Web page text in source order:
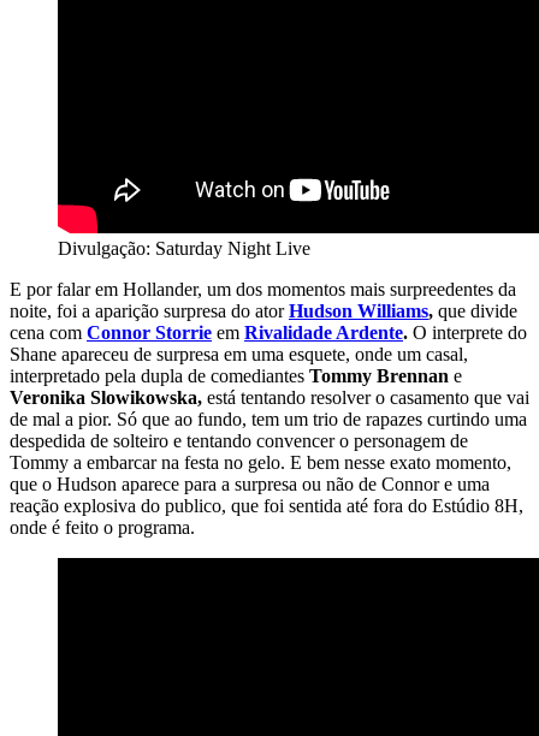
Divulgação: Saturday Night Live
E por falar em Hollander, um dos momentos mais surpreedentes da
noite, foi a aparição surpresa do atorHudson Williams, que divide
cena com Connor Storrie em Rivalidade Ardente. O interprete do
Shane apareceu de surpresa em uma esquete, onde um casal,
interpretado pela dupla de comediantes Tommy Brennan e
Veronika Slowikowska, está tentando resolver o casamento que vai
de mal a pior. Só que ao fundo, tem um trio de rapazes curtindo uma
despedida de solteiro e tentando convencer o personagem de
Tommy a embarcar na festa no gelo. E bem nesse exato momento,
que o Hudson aparece para a surpresa ou não de Connor e uma
reação explosiva do publico, que foi sentida até fora do Estúdio 8H,
onde é feito o programa.